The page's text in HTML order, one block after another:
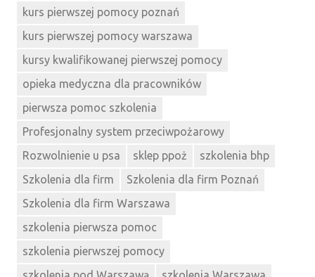
kurs pierwszej pomocy poznań
kurs pierwszej pomocy warszawa
kursy kwalifikowanej pierwszej pomocy
opieka medyczna dla pracowników
pierwsza pomoc szkolenia
Profesjonalny system przeciwpożarowy
Rozwolnienie u psa
sklep ppoż
szkolenia bhp
Szkolenia dla firm
Szkolenia dla firm Poznań
Szkolenia dla firm Warszawa
szkolenia pierwsza pomoc
szkolenia pierwszej pomocy